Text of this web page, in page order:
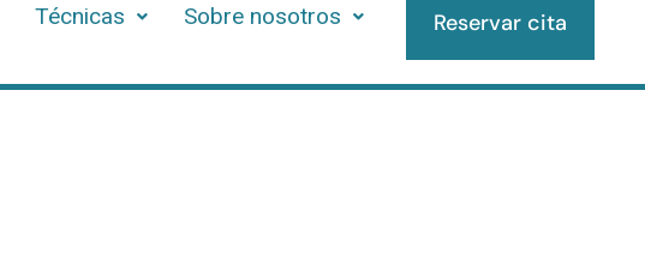
Técnicas Sobre nosotros Reservar cita